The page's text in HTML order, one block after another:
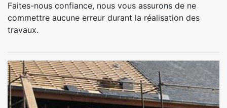
Faites-nous confiance, nous vous assurons de ne
commettre aucune erreur durant la réalisation des
travaux.